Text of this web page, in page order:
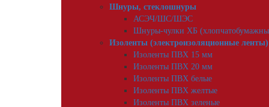
Шнуры, стеклошнуры
АСЭЧ/ШС/ШЭС
Шнуры-чулки ХБ
Изоленты (электроизоляционные ленты)
Изоленты ПВХ 15 мм
Изоленты ПВХ 20 мм
Изоленты ПВХ белые
Изоленты ПВХ желтые
Изоленты ПВХ зеленые